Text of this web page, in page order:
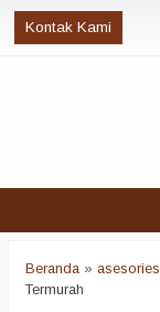
Kontak Kami
Beranda » asesories
Termurah